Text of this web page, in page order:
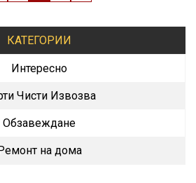
КАТЕГОРИИ
Интересно
Чисти Извозва
Обзавеждане
на дома